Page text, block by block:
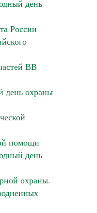
день
России
ВВ
день охраны
помощи
день
охраны.